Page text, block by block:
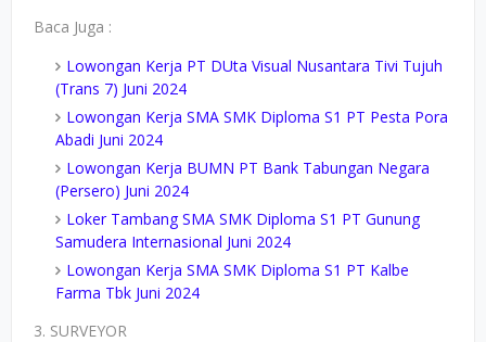
Baca Juga :
Lowongan Kerja PT DUta Visual Nusantara Tivi Tujuh
(Trans 7) Juni 2024
Lowongan Kerja SMA SMK Diploma S1 PT Pesta Pora
Abadi Juni 2024
Lowongan Kerja BUMN PT Bank Tabungan Negara
(Persero) Juni 2024
Loker Tambang SMA SMK Diploma S1 PT Gunung
Samudera Internasional Juni 2024
Lowongan Kerja SMA SMK Diploma S1 PT Kalbe
Farma Tbk Juni 2024
3. SURVEYOR